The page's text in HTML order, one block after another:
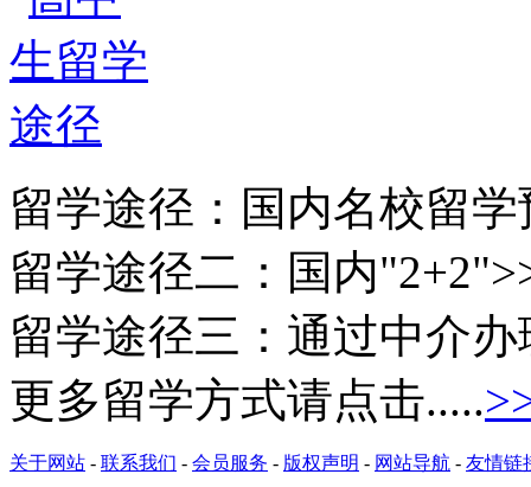
留学途径： 国内名校留
留学途径二： 国内
留学途径三： 通过中介办
更多留学方式请点击.....
关于网站 - 联系我们 - 会员服务 - 版权声明 - 网站导航 - 友情链